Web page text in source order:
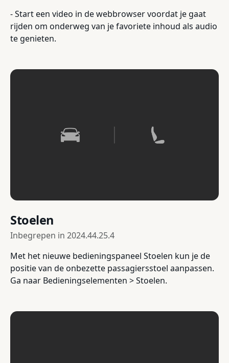
- Start een video in de webbrowser voordat je gaat
rijden om onderweg van je favoriete inhoud als audio
te genieten.
Stoelen
Inbegrepen in 2024.44.25.4
Met het nieuwe bedieningspaneel Stoelen kun je de
positie van de onbezette passagiersstoel aanpassen.
Ga naar Bedieningselementen > Stoelen.